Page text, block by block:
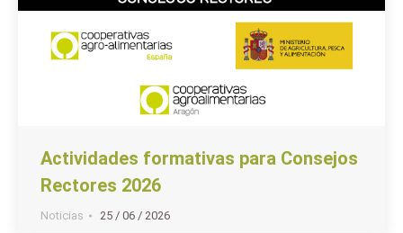
Actividades formativas para Consejos
Rectores 2026
Noticias 25 / 06 / 2026